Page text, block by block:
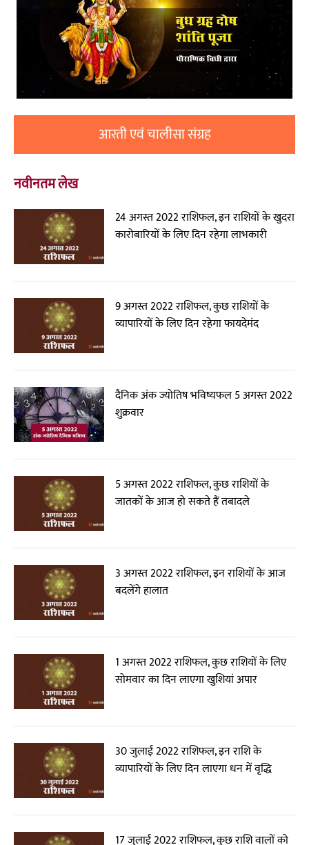
आरती एवं चालीसा संग्रह
नवीनतम लेख
24 अगस्त 2022 राशिफल, इन राशियों के खुदरा
कारोबारियों के लिए दिन रहेगा लाभकारी
9 अगस्त 2022 राशिफल, कुछ राशियों के
व्यापारियों के लिए दिन रहेगा फायदेमंद
दैनिक अंक ज्योतिष भविष्यफल 5 अगस्त 2022
शुक्रवार
5 अगस्त 2022 राशिफल, कुछ राशियों के
जातकों के आज हो सकते हैं तबादले
3 अगस्त 2022 राशिफल, इन राशियों के आज
बदलेंगे हालात
1 अगस्त 2022 राशिफल, कुछ राशियों के लिए
सोमवार का दिन लाएगा खुशियां अपार
30 जुलाई 2022 राशिफल, इन राशि के
व्यापारियों के लिए दिन लाएगा धन में वृद्धि
17 जुलाई 2022 राशिफल, कुछ राशि वालों को